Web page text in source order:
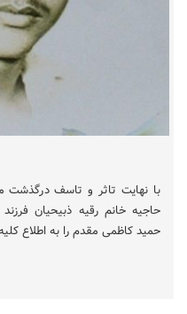
با نهایت تاثر و تاسف درگذشت
حاجیه خانم رقیه ذبیحیان
حمید کاظمی مقدم را به اطلاع